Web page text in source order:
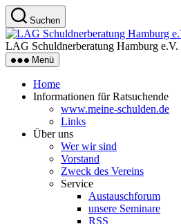
Zum
Inhalt
springen
Suchen
LAG Schuldnerberatung Hamburg e.V.
Menü
Home
Informationen für Ratsuchende
www.meine-schulden.de
Links
Über uns
Wer wir sind
Vorstand
Zweck des Vereins
Service
Austauschforum
unsere Seminare
RSS